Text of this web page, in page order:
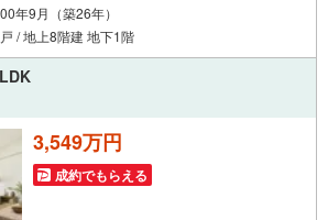
年9月（築26年）
/ 地上8階建 地下1階
3,549万円
成約でもらえる